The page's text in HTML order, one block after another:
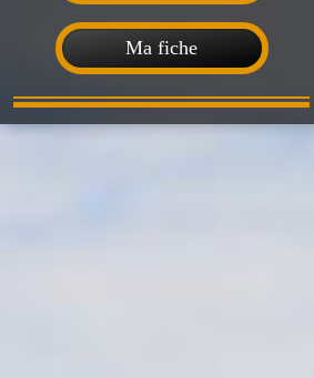
Ma fiche